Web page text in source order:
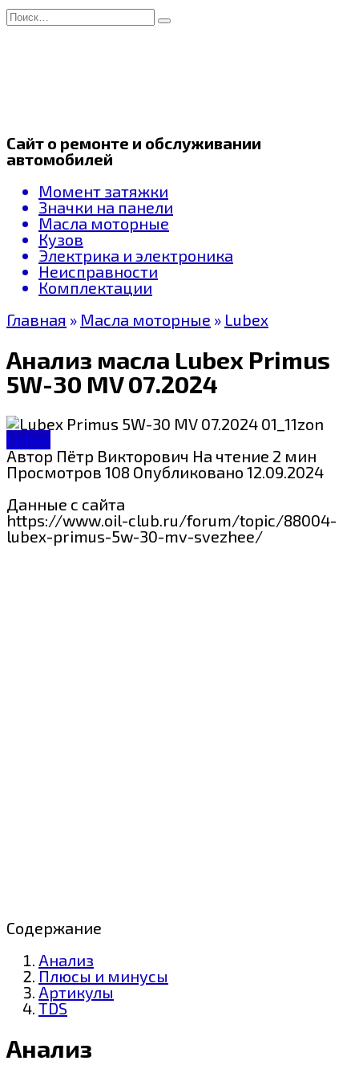
Перейти
к
Search
for:
Сайт о ремонте и обслуживании
автомобилей
Момент затяжки
Значки на панели
Масла моторные
Кузов
Электрика и электроника
Неисправности
Комплектации
Главная » Масла моторные » Lubex
Анализ масла Lubex Primus
5W-30 MV 07.2024
Lubex
Автор Пётр Викторович На чтение 2 мин
Просмотров 108 Опубликовано 12.09.2024
Данные с сайта
https://www.oil-club.ru/forum/topic/88004-
lubex-primus-5w-30-mv-svezhee/
Содержание
Анализ
Плюсы и минусы
Артикулы
TDS
Анализ